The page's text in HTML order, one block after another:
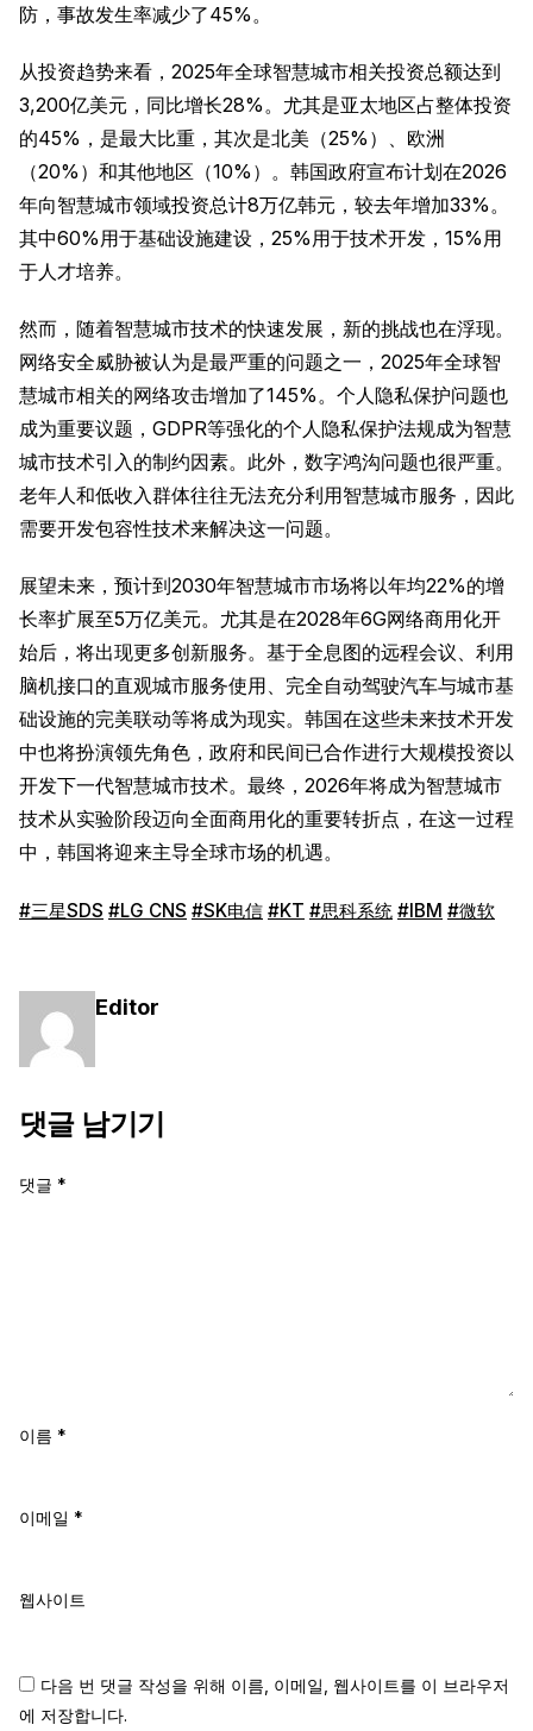
防，事故发生率减少了45%。
从投资趋势来看，2025年全球智慧城市相关投资总额达到
3,200亿美元，同比增长28%。尤其是亚太地区占整体投资
的45%，是最大比重，其次是北美（25%）、欧洲
（20%）和其他地区（10%）。韩国政府宣布计划在2026
年向智慧城市领域投资总计8万亿韩元，较去年增加33%。
其中60%用于基础设施建设，25%用于技术开发，15%用
于人才培养。
然而，随着智慧城市技术的快速发展，新的挑战也在浮现。
网络安全威胁被认为是最严重的问题之一，2025年全球智
慧城市相关的网络攻击增加了145%。个人隐私保护问题也
成为重要议题，GDPR等强化的个人隐私保护法规成为智慧
城市技术引入的制约因素。此外，数字鸿沟问题也很严重。
老年人和低收入群体往往无法充分利用智慧城市服务，因此
需要开发包容性技术来解决这一问题。
展望未来，预计到2030年智慧城市市场将以年均22%的增
长率扩展至5万亿美元。尤其是在2028年6G网络商用化开
始后，将出现更多创新服务。基于全息图的远程会议、利用
脑机接口的直观城市服务使用、完全自动驾驶汽车与城市基
础设施的完美联动等将成为现实。韩国在这些未来技术开发
中也将扮演领先角色，政府和民间已合作进行大规模投资以
开发下一代智慧城市技术。最终，2026年将成为智慧城市
技术从实验阶段迈向全面商用化的重要转折点，在这一过程
中，韩国将迎来主导全球市场的机遇。
#三星SDS #LG CNS #SK电信 #KT #思科系统 #IBM #微软
Editor
댓글 남기기
댓글 *
이름 *
이메일 *
웹사이트
다음 번 댓글 작성을 위해 이름, 이메일, 웹사이트를 이 브라우저
에 저장합니다.